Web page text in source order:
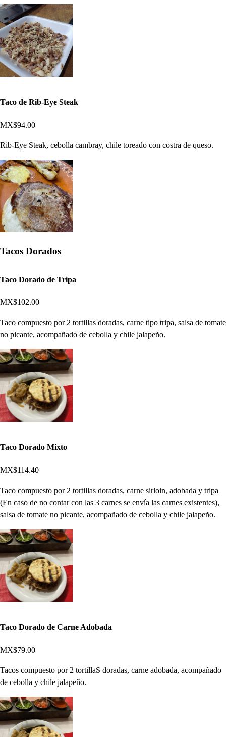
Taco de Rib-Eye Steak
MX$94.00
Rib-Eye Steak, cebolla cambray, chile toreado con costra de queso.
Tacos Dorados
Taco Dorado de Tripa
MX$102.00
Taco compuesto por 2 tortillas doradas, carne tipo tripa, salsa de tomate
no picante, acompañado de cebolla y chile jalapeño.
Taco Dorado Mixto
MX$114.40
Taco compuesto por 2 tortillas doradas, carne sirloin, adobada y tripa
(En caso de no contar con las 3 carnes se envía las carnes existentes),
salsa de tomate no picante, acompañado de cebolla y chile jalapeño.
Taco Dorado de Carne Adobada
MX$79.00
Tacos compuesto por 2 tortillaS doradas, carne adobada, acompañado
de cebolla y chile jalapeño.